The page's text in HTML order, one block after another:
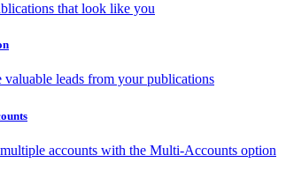
that look like you
valuable leads from your publications
accounts with the Multi-Accounts option